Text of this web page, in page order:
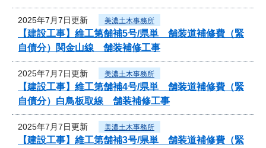
2025年7月7日更新 美濃土木事務所
【建設工事】維工第舗補5号/県単 舗装道補修費（緊
自債分）関金山線 舗装補修工事
2025年7月7日更新 美濃土木事務所
【建設工事】維工第舗補4号/県単 舗装道補修費（緊
自債分）白鳥板取線 舗装補修工事
2025年7月7日更新 美濃土木事務所
【建設工事】維工第舗補3号/県単 舗装道補修費（緊